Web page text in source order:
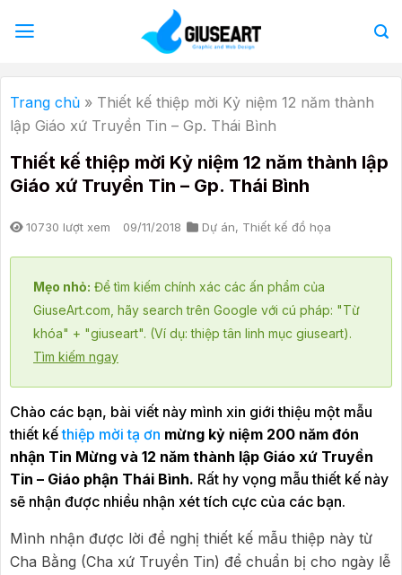
qua
dung
Trang chủ » Thiết kế thiệp mời Kỷ niệm 12 năm thành
lập Giáo xứ Truyền Tin – Gp. Thái Bình
Thiết kế thiệp mời Kỷ niệm 12 năm thành lập
Giáo xứ Truyền Tin – Gp. Thái Bình
10730 lượt xem 09/11/2018 Dự án, Thiết kế đồ họa
Mẹo nhỏ: Để tìm kiếm chính xác các ấn phẩm của
GiuseArt.com, hãy search trên Google với cú pháp: "Từ
khóa" + "giuseart". (Ví dụ: thiệp tân linh mục giuseart).
Tìm kiếm ngay
Chào các bạn, bài viết này mình xin giới thiệu một mẫu
thiết kếthiệp mời tạ ơn mừng kỷ niệm 200 năm đón
nhận Tin Mừng và 12 năm thành lập Giáo xứ Truyền
Tin – Giáo phận Thái Bình. Rất hy vọng mẫu thiết kế này
sẽ nhận được nhiều nhận xét tích cực của các bạn.
Mình nhận được lời đề nghị thiết kế mẫu thiệp này từ
Cha Bằng (Cha xứ Truyền Tin) để chuẩn bị cho ngày lễ